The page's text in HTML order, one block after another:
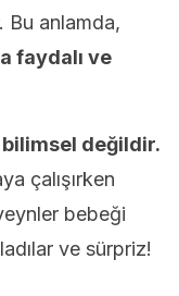
Bu anlamda,
faydalı ve
bilimsel değildir.
çalışırken
bebeği
ve sürpriz!